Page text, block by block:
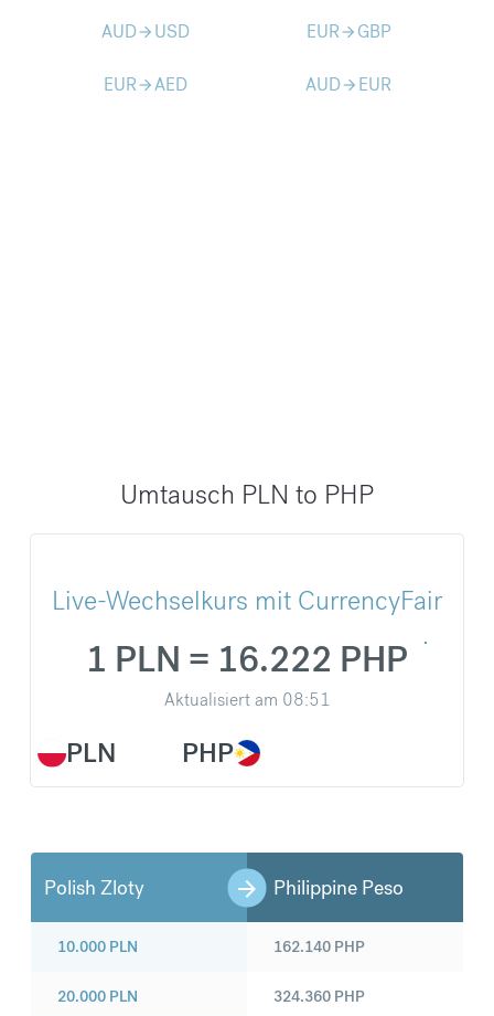
AUDarrow_forward USD EURarrow_forward GBP
EURarrow_forwardAED AUDarrow_forward EUR
Umtausch PLN to PHP
Live-Wechselkurs mit CurrencyFair
PLN
1 PLN = 16.222 PHP
Aktualisiert am 08:51
PHP
Polish Zloty Philippine Peso
10.000 PLN
20.000 PLN
162.140 PHP
324.360 PHP